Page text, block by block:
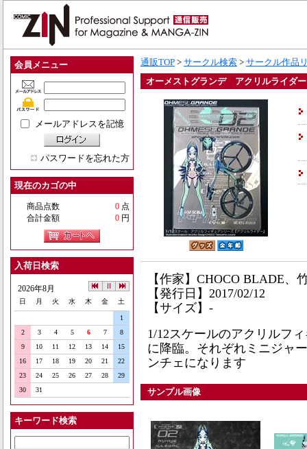
会員メニュー
メールアドレスを記憶
パスワードを忘れた方
現在のカゴの中
商品点数 0 点
合計金額
0 円
入荷日検索
2026年8月
日 月 火 水 木 金 土
1
2
3 4 5 6 7
8
9
10 11 12 13 14
15
16
17 18 19 20 21
22
23
24 25 26 27 28
29
30
31
キーワード検索
通販TOP > サークル検索 > サークル作品
オーメストグランデ アクリルライダ
【作家】CHOCO BLADE、
【発行日】2017/02/12
【サイズ】-
1/12スケールのアクリルフ
に降臨。それぞれミニジャ
ンチェになります
サンプル画像